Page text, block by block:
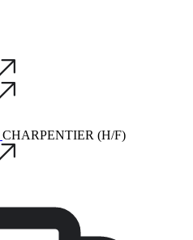
CHARPENTIER (H/F)